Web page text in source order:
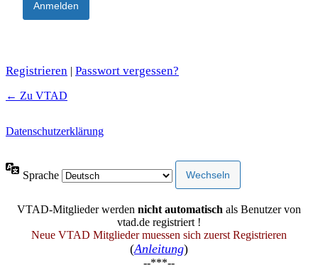
Registrieren | Passwort vergessen?
← Zu VTAD
Datenschutzerklärung
Sprache
VTAD-Mitglieder werden nicht automatisch als Benutzer von
vtad.de registriert !
Neue VTAD Mitglieder muessen sich zuerst Registrieren
(Anleitung)
--***--